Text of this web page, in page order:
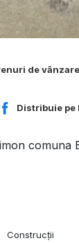
de
Distribuie pe
comuna
Construcții